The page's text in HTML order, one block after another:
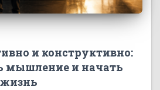
и конструктивно:
мышление и начать